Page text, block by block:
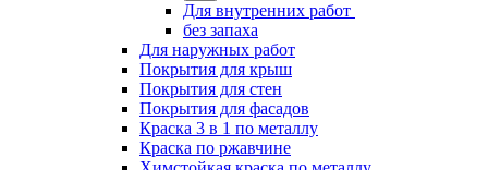
Для внутренних работ
без запаха
Для наружных работ
Покрытия для крыш
Покрытия для стен
Покрытия для фасадов
Краска 3 в 1 по металлу
Краска по ржавчине